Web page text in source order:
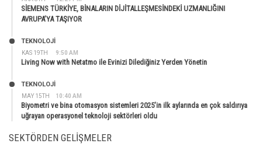
SİEMENS TÜRKİYE, BİNALARIN DİJİTALLEŞMESİNDEKİ UZMANLIĞINI
AVRUPA’YA TAŞIYOR
KAS 19TH 9:50 AM
TEKNOLOJİ
Living Now with Netatmo ile Evinizi Dilediğiniz Yerden Yönetin
MAY 15TH 10:40 AM
TEKNOLOJİ
Biyometri ve bina otomasyon sistemleri 2025’in ilk aylarında en çok saldırıya
uğrayan operasyonel teknoloji sektörleri oldu
SEKTÖRDEN GELIŞMELER